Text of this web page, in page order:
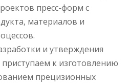
пресс-форм с
материалов и
и утверждения
к изготовлению
прецизионных